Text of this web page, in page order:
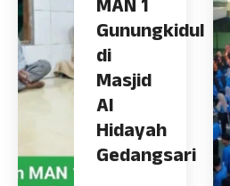
MAN 1
Gunungkidul
di
Masjid
Al
Hidayah
Gedangsari